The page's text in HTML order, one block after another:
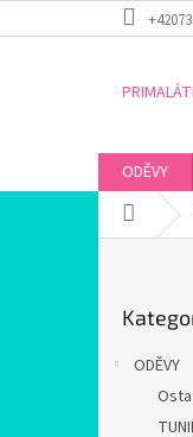
na
ODĚVY
Domů
kategorie
ODĚVY